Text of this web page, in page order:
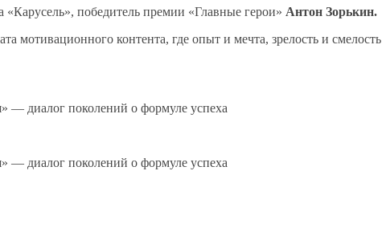
победитель премии «Главные герои» Антон Зорькин.
мотивационного контента, где опыт и мечта, зрелость и смелость